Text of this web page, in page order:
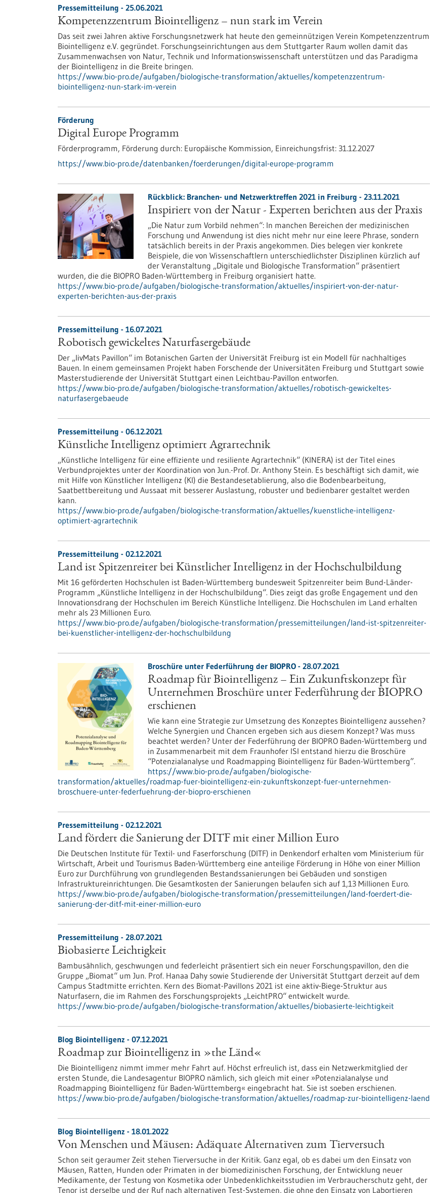
Pressemitteilung - 25.06.2021
Kompetenzzentrum Biointelligenz – nun stark im Verein
Das seit zwei Jahren aktive Forschungsnetzwerk hat heute den gemeinnützigen Verein Kompetenzzentrum
Biointelligenz e.V. gegründet. Forschungseinrichtungen aus dem Stuttgarter Raum wollen damit das
Zusammenwachsen von Natur, Technik und Informationswissenschaft unterstützen und das Paradigma
der Biointelligenz in die Breite bringen.
https://www.bio-pro.de/aufgaben/biologische-transformation/aktuelles/kompetenzzentrum-
biointelligenz-nun-stark-im-verein
Förderung
Digital Europe Programm
Förderprogramm, Förderung durch: Europäische Kommission, Einreichungsfrist: 31.12.2027
https://www.bio-pro.de/datenbanken/foerderungen/digital-europe-programm
Rückblick: Branchen- und Netzwerktreffen 2021 in Freiburg - 23.11.2021
Inspiriert von der Natur - Experten berichten aus der Praxis
„Die Natur zum Vorbild nehmen“: In manchen Bereichen der medizinischen
Forschung und Anwendung ist dies nicht mehr nur eine leere Phrase, sondern
tatsächlich bereits in der Praxis angekommen. Dies belegen vier konkrete
Beispiele, die von Wissenschaftlern unterschiedlichster Disziplinen kürzlich auf
der Veranstaltung „Digitale und Biologische Transformation“ präsentiert
wurden, die die BIOPRO Baden-Württemberg in Freiburg organisiert hatte.
https://www.bio-pro.de/aufgaben/biologische-transformation/aktuelles/inspiriert-von-der-natur-
experten-berichten-aus-der-praxis
Pressemitteilung - 16.07.2021
Robotisch gewickeltes Naturfasergebäude
Der „livMats Pavillon“ im Botanischen Garten der Universität Freiburg ist ein Modell für nachhaltiges
Bauen. In einem gemeinsamen Projekt haben Forschende der Universitäten Freiburg und Stuttgart sowie
Masterstudierende der Universität Stuttgart einen Leichtbau-Pavillon entworfen.
https://www.bio-pro.de/aufgaben/biologische-transformation/aktuelles/robotisch-gewickeltes-
naturfasergebaeude
Pressemitteilung - 06.12.2021
Künstliche Intelligenz optimiert Agrartechnik
„Künstliche Intelligenz für eine effiziente und resiliente Agrartechnik“ (KINERA) ist der Titel eines
Verbundprojektes unter der Koordination von Jun.-Prof. Dr. Anthony Stein. Es beschäftigt sich damit, wie
mit Hilfe von Künstlicher Intelligenz (KI) die Bestandesetablierung, also die Bodenbearbeitung,
Saatbettbereitung und Aussaat mit besserer Auslastung, robuster und bedienbarer gestaltet werden
kann.
https://www.bio-pro.de/aufgaben/biologische-transformation/aktuelles/kuenstliche-intelligenz-
optimiert-agrartechnik
Pressemitteilung - 02.12.2021
Land ist Spitzenreiter bei Künstlicher Intelligenz in der Hochschulbildung
Mit 16 geförderten Hochschulen ist Baden-Württemberg bundesweit Spitzenreiter beim Bund-Länder-
Programm „Künstliche Intelligenz in der Hochschulbildung“. Dies zeigt das große Engagement und den
Innovationsdrang der Hochschulen im Bereich Künstliche Intelligenz. Die Hochschulen im Land erhalten
mehr als 23 Millionen Euro.
https://www.bio-pro.de/aufgaben/biologische-transformation/pressemitteilungen/land-ist-spitzenreiter-
bei-kuenstlicher-intelligenz-der-hochschulbildung
Broschüre unter Federführung der BIOPRO - 28.07.2021
Roadmap für Biointelligenz – Ein Zukunftskonzept für
Unternehmen Broschüre unter Federführung der BIOPRO
erschienen
Wie kann eine Strategie zur Umsetzung des Konzeptes Biointelligenz aussehen?
Welche Synergien und Chancen ergeben sich aus diesem Konzept? Was muss
beachtet werden? Unter der Federführung der BIOPRO Baden-Württemberg und
in Zusammenarbeit mit dem Fraunhofer ISI entstand hierzu die Broschüre
“Potenzialanalyse und Roadmapping Biointelligenz für Baden-Württemberg”.
https://www.bio-pro.de/aufgaben/biologische-
transformation/aktuelles/roadmap-fuer-biointelligenz-ein-zukunftskonzept-fuer-unternehmen-
broschuere-unter-federfuehrung-der-biopro-erschienen
Pressemitteilung - 02.12.2021
Land fördert die Sanierung der DITF mit einer Million Euro
Die Deutschen Institute für Textil- und Faserforschung (DITF) in Denkendorf erhalten vom Ministerium für
Wirtschaft, Arbeit und Tourismus Baden-Württemberg eine anteilige Förderung in Höhe von einer Million
Euro zur Durchführung von grundlegenden Bestandssanierungen bei Gebäuden und sonstigen
Infrastruktureinrichtungen. Die Gesamtkosten der Sanierungen belaufen sich auf 1,13 Millionen Euro.
https://www.bio-pro.de/aufgaben/biologische-transformation/pressemitteilungen/land-foerdert-die-
sanierung-der-ditf-mit-einer-million-euro
Pressemitteilung - 28.07.2021
Biobasierte Leichtigkeit
Bambusähnlich, geschwungen und federleicht präsentiert sich ein neuer Forschungspavillon, den die
Gruppe „Biomat“ um Jun. Prof. Hanaa Dahy sowie Studierende der Universität Stuttgart derzeit auf dem
Campus Stadtmitte errichten. Kern des Biomat-Pavillons 2021 ist eine aktiv-Biege-Struktur aus
Naturfasern, die im Rahmen des Forschungsprojekts „LeichtPRO“ entwickelt wurde.
https://www.bio-pro.de/aufgaben/biologische-transformation/aktuelles/biobasierte-leichtigkeit
Blog Biointelligenz - 07.12.2021
Roadmap zur Biointelligenz in »the Länd«
Die Biointelligenz nimmt immer mehr Fahrt auf. Höchst erfreulich ist, dass ein Netzwerkmitglied der
ersten Stunde, die Landesagentur BIOPRO nämlich, sich gleich mit einer »Potenzialanalyse und
Roadmapping Biointelligenz für Baden-Württemberg« eingebracht hat. Sie ist soeben erschienen.
https://www.bio-pro.de/aufgaben/biologische-transformation/aktuelles/roadmap-zur-biointelligenz-laend
Blog Biointelligenz - 18.01.2022
Von Menschen und Mäusen: Adäquate Alternativen zum Tierversuch
Schon seit geraumer Zeit stehen Tierversuche in der Kritik. Ganz egal, ob es dabei um den Einsatz von
Mäusen, Ratten, Hunden oder Primaten in der biomedizinischen Forschung, der Entwicklung neuer
Medikamente, der Testung von Kosmetika oder Unbedenklichkeitsstudien im Verbraucherschutz geht, der
Tenor ist derselbe und der Ruf nach alternativen Test-Systemen, die ohne den Einsatz von Labortieren